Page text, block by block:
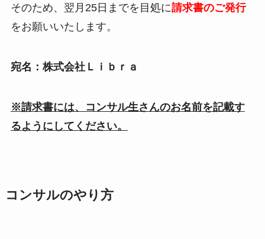
そのため、翌月25日までを目処に請求書のご発行
をお願いいたします。
宛名：株式会社Ｌｉｂｒａ
※請求書には、コンサル生さんのお名前を記載す
るようにしてください。
コンサルのやり方